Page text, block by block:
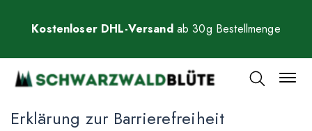
Kostenloser DHL-Versandab 30g Bestellmenge
Erklärung zur Barrierefreiheit